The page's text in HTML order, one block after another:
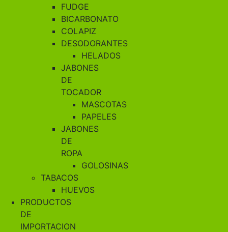
FUDGE
BICARBONATO
COLAPIZ
DESODORANTES
HELADOS
JABONES
DE
TOCADOR
MASCOTAS
PAPELES
JABONES
DE
ROPA
GOLOSINAS
TABACOS
HUEVOS
PRODUCTOS
DE
IMPORTACION